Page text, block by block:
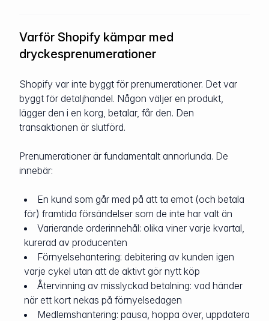
Varför Shopify kämpar med
dryckesprenumerationer
Shopify var inte byggt för prenumerationer. Det var
byggt för detaljhandel. Någon väljer en produkt,
lägger den i en korg, betalar, får den. Den
transaktionen är slutförd.
Prenumerationer är fundamentalt annorlunda. De
innebär:
En kund som går med på att ta emot (och betala
för) framtida försändelser som de inte har valt än
Varierande orderinnehål: olika viner varje kvartal,
kurerad av producenten
Förnyelsehantering: debitering av kunden igen
varje cykel utan att de aktivt gör nytt köp
Återvinning av misslyckad betalning: vad händer
när ett kort nekas på förnyelsedagen
Medlemshantering: pausa, hoppa över, uppdatera